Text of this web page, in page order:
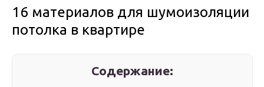
16 материалов для шумоизоляции
потолка в квартире
Содержание: